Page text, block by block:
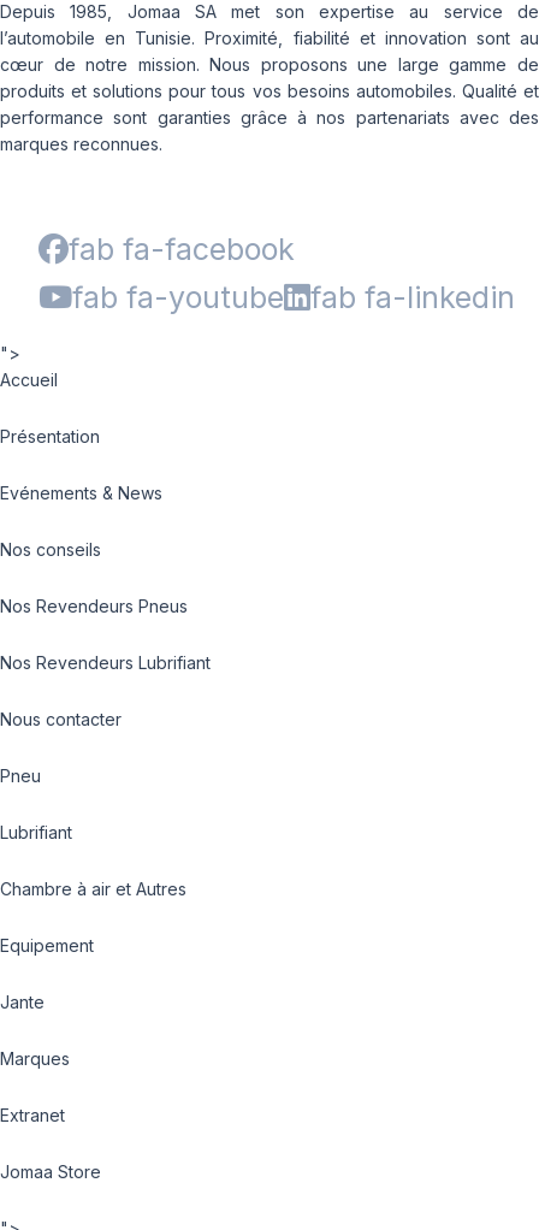
Depuis 1985, Jomaa SA met son expertise au service de
l’automobile en Tunisie. Proximité, fiabilité et innovation sont au
cœur de notre mission. Nous proposons une large gamme de
produits et solutions pour tous vos besoins automobiles. Qualité et
performance sont garanties grâce à nos partenariats avec des
marques reconnues.
fab fa-facebook
fab fa-youtube
fab fa-linkedin
">
Accueil
Présentation
Evénements & News
Nos conseils
Nos Revendeurs Pneus
Nos Revendeurs Lubrifiant
Nous contacter
Pneu
Lubrifiant
Chambre à air et Autres
Equipement
Jante
Marques
Extranet
Jomaa Store